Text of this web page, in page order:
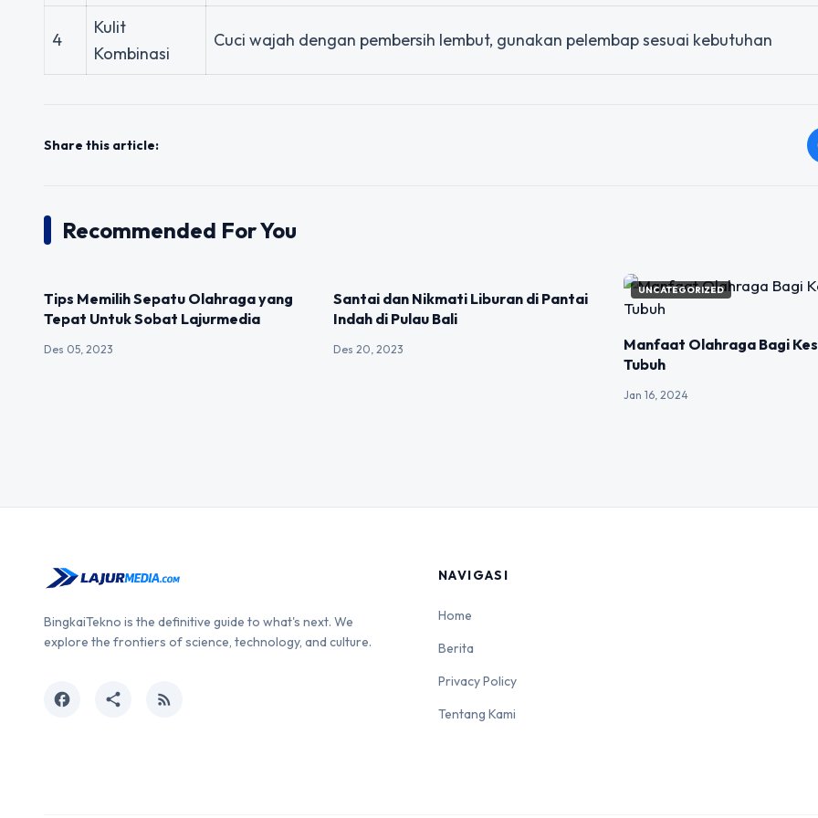
4
Kulit
Kombinasi
Cuci wajah dengan pembersih lembut, gunakan pelembap sesuai kebutuhan
Share this article:
Recommended For You
Tips Memilih Sepatu Olahraga yang
Tepat Untuk Sobat Lajurmedia
Des 05, 2023
Santai dan Nikmati Liburan di Pantai
Indah di Pulau Bali
Des 20, 2023
UNCATEGORIZED
Manfaat Olahraga Bagi
Tubuh
Jan 16, 2024
BingkaiTekno is the definitive guide to what's next. We
explore the frontiers of science, technology, and culture.
facebook share rss_feed
NAVIGASI
Home
Berita
Privacy Policy
Tentang Kami